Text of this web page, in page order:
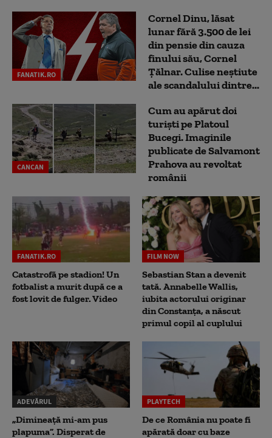
FANATIK.RO
Cornel Dinu, lăsat
lunar fără 3.500 de lei
din pensie din cauza
finului său, Cornel
Țălnar. Culise neștiute
ale scandalului dintre...
CANCAN
Cum au apărut doi
turiști pe Platoul
Bucegi. Imaginile
publicate de Salvamont
Prahova au revoltat
românii
FANATIK.RO
Catastrofă pe stadion! Un
fotbalist a murit după ce a
fost lovit de fulger. Video
FILM NOW
Sebastian Stan a devenit
tată. Annabelle Wallis,
iubita actorului originar
din Constanța, a născut
primul copil al cuplului
ADEVĂRUL
„Dimineață mi-am pus
plapuma”. Disperat de
PLAYTECH
De ce România nu poate fi
apărată doar cu baze